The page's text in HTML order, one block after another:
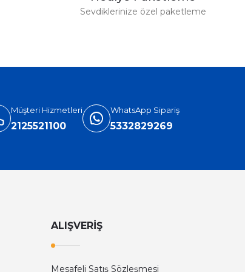
Sevdiklerinize özel paketleme
Müşteri Hizmetleri
2125521100
WhatsApp Sipariş
5332829269
ALIŞVERİŞ
Mesafeli Satış Sözleşmesi